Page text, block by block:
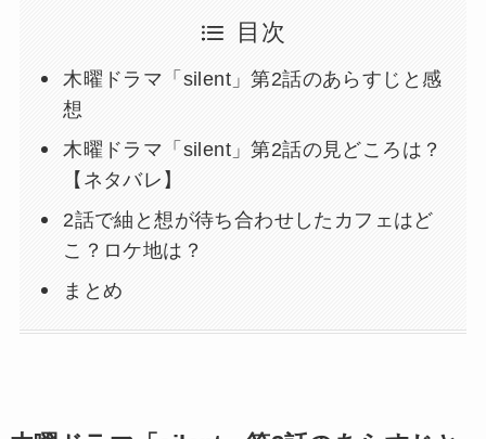
目次
木曜ドラマ「silent」第2話のあらすじと感
想
木曜ドラマ「silent」第2話の見どころは？
【ネタバレ】
2話で紬と想が待ち合わせしたカフェはど
こ？ロケ地は？
まとめ